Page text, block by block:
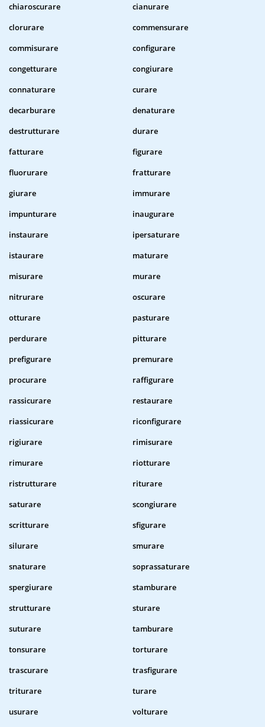
chiaroscurare
cianurare
clorurare
commensurare
commisurare
configurare
congetturare
congiurare
connaturare
curare
decarburare
denaturare
destrutturare
durare
fatturare
figurare
fluorurare
fratturare
giurare
immurare
impunturare
inaugurare
instaurare
ipersaturare
istaurare
maturare
misurare
murare
nitrurare
oscurare
otturare
pasturare
perdurare
pitturare
prefigurare
premurare
procurare
raffigurare
rassicurare
restaurare
riassicurare
riconfigurare
rigiurare
rimisurare
rimurare
riotturare
ristrutturare
riturare
saturare
scongiurare
scritturare
sfigurare
silurare
smurare
snaturare
soprassaturare
spergiurare
stamburare
strutturare
sturare
suturare
tamburare
tonsurare
torturare
trascurare
trasfigurare
triturare
turare
usurare
volturare